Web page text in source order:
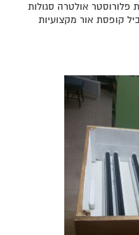
כבל חשמל עם מפסק ו6 נורות פלורוסטר אולטרה סגולות
קופסת אור מקצועיות